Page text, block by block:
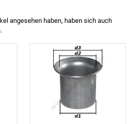
angesehen haben, haben sich auch